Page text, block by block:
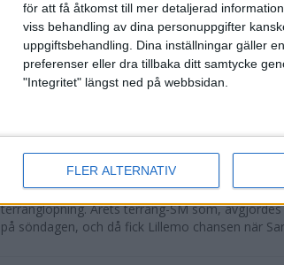
för att få åtkomst till mer detaljerad
viss behandling av dina personuppgifter
uppgiftsbehandling. Dina inställningar gäller
preferenser eller dra tillbaka ditt samtycke
"Integritet" längst ned på webbsidan.
FLER ALTERNATIV
Historien om New York City Marathon
29 okt 2024
Söndagen den 3 november, avgjordes världens
TCS New York City Marathon, ett lopp som
från hela världen, därav omkring 300 från Sverige.
Äntligen SM-guld för Lillemo
I regnväder fick äntligen Emilia Lillemo vinna ett
terränglöpning. Årets terräng-SM som,
på söndagen, och då fick Lillemo chansen när